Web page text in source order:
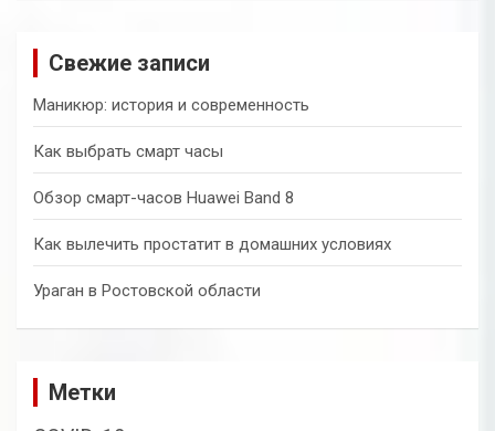
Свежие записи
Маникюр: история и современность
Как выбрать смарт часы
Обзор смарт-часов Huawei Band 8
Как вылечить простатит в домашних условиях
Ураган в Ростовской области
Метки